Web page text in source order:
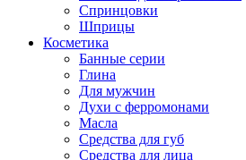
Спринцовки
Шприцы
Косметика
Банные серии
Глина
Для мужчин
Духи с ферромонами
Масла
Средства для губ
Средства для лица